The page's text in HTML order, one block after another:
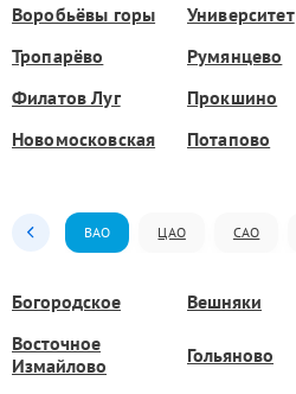
Воробьёвы горы Университет
Тропарёво
Румянцево
Филатов Луг
Прокшино
Новомосковская
Потапово
ВАО ЦАО САО
Богородское Вешняки
Восточное
Измайлово
Гольяново